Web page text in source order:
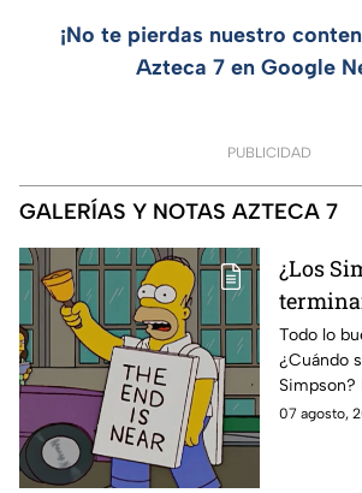
¡No te pierdas nuestro
Azteca 7 en Google
PUBLICIDAD
GALERÍAS Y NOTAS AZTECA 7
¿Los
de Bart
Todo lo
¿Cuándo
Simpson?
sabe:
07 agosto,